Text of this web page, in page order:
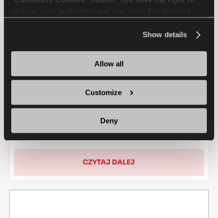
Show details
Allow all
Customize
Deny
Większość kierowców zdaje sobie sprawę,
że regularna zamiana opon wydłuża ich
żywotność, ale jak często należy wymieniać
CZYTAJ DALEJ